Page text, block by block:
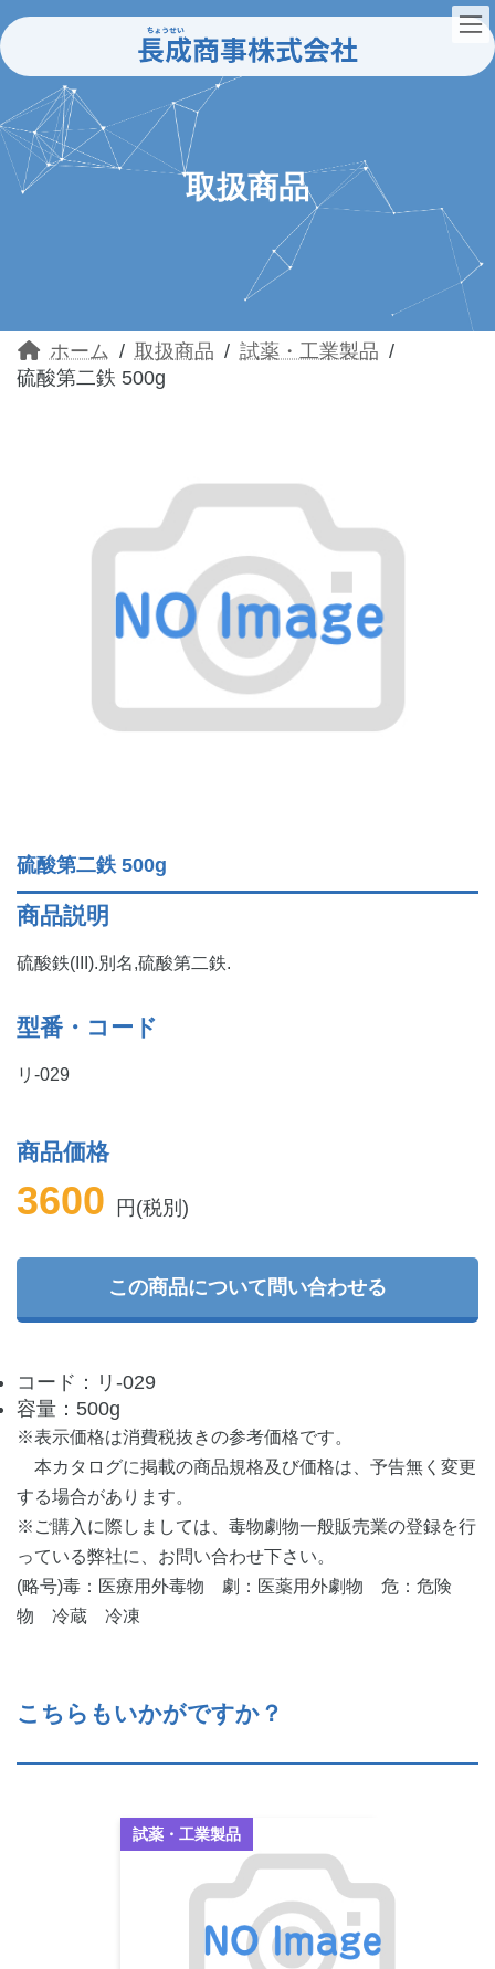
ン
テ
ン
ス
キ
ッ
ビ
ゲ
ー
ン
に
移
取扱商品
ホーム 取扱商品
試薬・工業製品
硫酸第二鉄 500g
硫酸第二鉄 500g
商品説明
硫酸鉄(III).別名,硫酸第二鉄.
型番・コード
リ-029
商品価格
3600 円(税別)
この商品について問い合わせる
コード：リ-029
容量：500g
※表示価格は消費税抜きの参考価格です。
本カタログに掲載の商品規格及び価格は、予告無く変更
する場合があります。
※ご購入に際しましては、毒物劇物一般販売業の登録を行
っている弊社に、お問い合わせ下さい。
(略号)毒：医療用外毒物 劇：医薬用外劇物 危：危険
物 冷蔵 冷凍
こちらもいかがですか？
試薬・工業製品